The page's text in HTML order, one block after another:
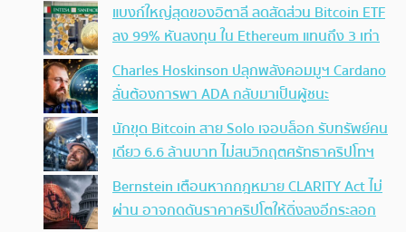
แบงก์ใหญ่สุดของอิตาลี ลดสัดส่วน Bitcoin ETF
ลง 99% หันลงทุน ใน Ethereum แทนถึง 3 เท่า
Charles Hoskinson ปลุกพลังคอมมูฯ Cardano
ลั่นต้องการพา ADA กลับมาเป็นผู้ชนะ
นักขุด Bitcoin สาย Solo เจอบล็อก รับทรัพย์คน
เดียว 6.6 ล้านบาท ไม่สนวิกฤตศรัทธาคริปโทฯ
Bernstein เตือนหากกฎหมาย CLARITY Act ไม่
ผ่าน อาจกดดันราคาคริปโตให้ดิ่งลงอีกระลอก